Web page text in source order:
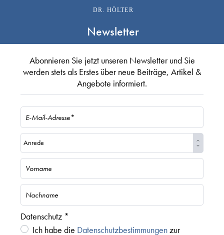
DR. HÖLTER
Newsletter
Abonnieren Sie jetzt unseren Newsletter und Sie
werden stets als Erstes über neue Beiträge, Artikel &
Angebote informiert.
Datenschutz *
Ich habe die Datenschutzbestimmungenzur